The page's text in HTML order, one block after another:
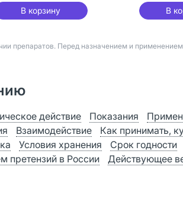
В корзину В
препаратов. Перед назначением и
действие Показания
Взаимодействие Как принимать,
Условия хранения
Срок годности
претензий в России
Действующее